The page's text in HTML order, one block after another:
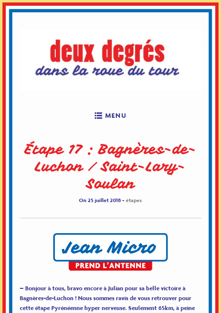
MENU
Étape 17 : Bagnères-de-
Luchon / Saint-Lary-
Soulan
On 25 juillet 2018 - étapes
– Bonjour à tous, bravo encore à Julian pour sa belle victoire à
Bagnères-de-Luchon ! Nous sommes ravis de vous retrouver pour
cette étape Pyrénéenne hyper nerveuse. Seulement 65km, à peine